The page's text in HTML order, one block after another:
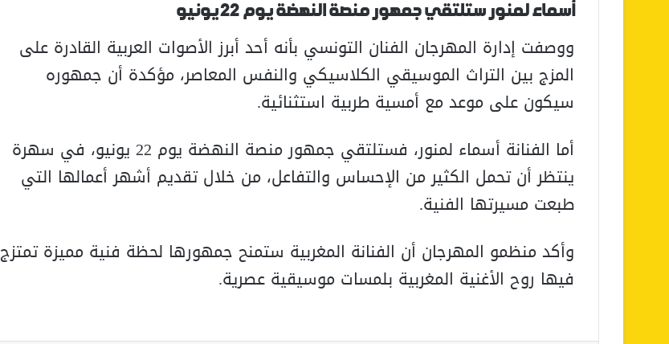
أسماء لمنور ستلتقي جمهور منصة النهضة يوم 22 يونيو
ووصفت إدارة المهرجان الفنان التونسي بأنه أحد أبرز الأصوات العربية القادرة على
المزج بين التراث الموسيقي الكلاسيكي والنفس المعاصر، مؤكدة أن جمهوره
سيكون على موعد مع أمسية طربية استثنائية.
أما الفنانة أسماء لمنور، فستلتقي جمهور منصة النهضة يوم 22 يونيو، في سهرة
ينتظر أن تحمل الكثير من الإحساس والتفاعل، من خلال تقديم أشهر أعمالها التي
طبعت مسيرتها الفنية.
وأكد منظمو المهرجان أن الفنانة المغربية ستمنح جمهورها لحظة فنية مميزة تمتزج
فيها روح الأغنية المغربية بلمسات موسيقية عصرية.